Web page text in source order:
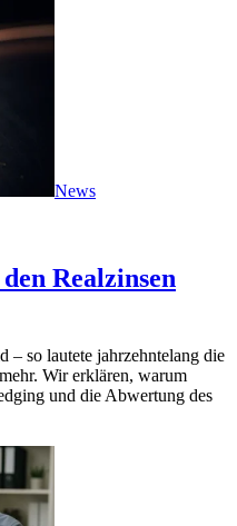
News
Realzinsen
– so lautete jahrzehntelang die
Wir erklären, warum
und die Abwertung des